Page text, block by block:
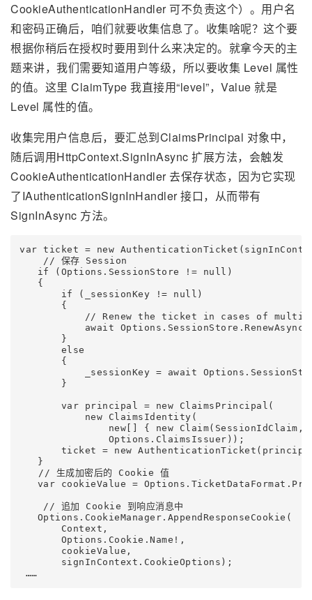
CookieAuthenticationHandler 可不负责这个）。用户名
和密码正确后，咱们就要收集信息了。收集啥呢？这个要
根据你稍后在授权时要用到什么来决定的。就拿今天的主
题来讲，我们需要知道用户等级，所以要收集 Level 属性
的值。这里 ClaimType 我直接用“level”，Value 就是
Level 属性的值。
收集完用户信息后，要汇总到ClaimsPrincipal 对象中，
随后调用HttpContext.SignInAsync 扩展方法，会触发
CookieAuthenticationHandler 去保存状态，因为它实现
了IAuthenticationSignInHandler 接口，从而带有
SignInAsync 方法。
var ticket = new
    // 保存 Session
   if (Options.SessionStore != null)
   {
       if (_sessionKey != null)
       {
// Renew the ticket in cases of
await
       }
       else
       {
_sessionKey = await
       }
       var principal = new ClaimsPrincipal(
           new ClaimsIdentity(
new[] { new
               Options.ClaimsIssuer));
ticket = new
   }
// 生成加密后的 Cookie 值
var cookieValue =
    // 追加 Cookie 到响应消息中
   Options.CookieManager.AppendResponseCookie(
       Context,
       Options.Cookie.Name!,
       cookieValue,
       signInContext.CookieOptions);
……